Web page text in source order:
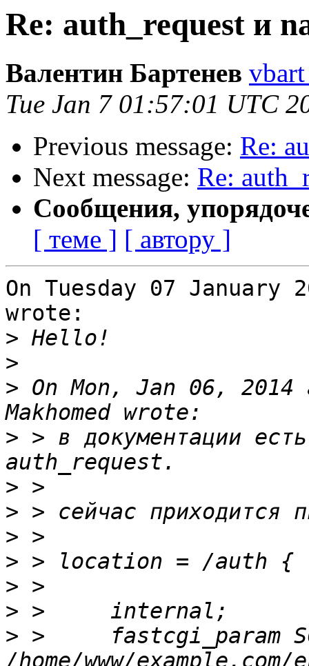
Re: auth_request и
Валентин Бартенев
Tue Jan 7 01:57:01 UTC
Previous message: Re:
Next message: Re:
Сообщения,
[ теме ] [ автору ]
On Tuesday 07 January
wrote:
>
>
> On Mon, Jan 06, 2014
> > в документации
>
>
>
>
>
>
> >     fastcgi_param